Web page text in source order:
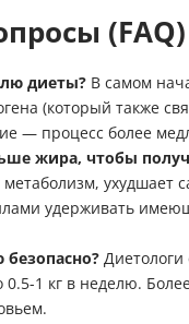
(FAQ)
диеты? В самом
(который также
— процесс более
жира, чтобы
ухудшает
удерживать
Диетологи
0.5-1 кг в неделю.
Имя